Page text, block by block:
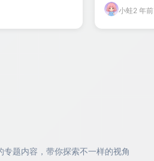
小蛙2 年前
专题内容，带你探索不一样的视角